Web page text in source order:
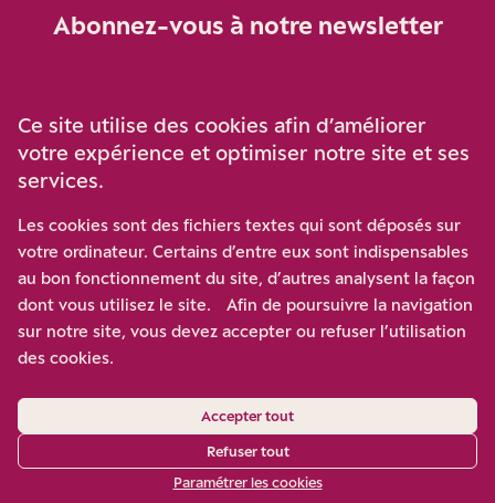
Abonnez-vous à notre newsletter
Participez à notre effort pour conforter la démocratie en
luttant contre l’ascension aux extrêmes, et la
disqualification de l’adversaire, en promouvant la
confrontation des idées et des opinions.
Nous soutenir
Ce site utilise des cookies afin d’améliorer
votre expérience et optimiser notre site et ses
services.
Les cookies sont des fichiers textes qui sont déposés sur
votre ordinateur. Certains d’entre eux sont indispensables
au bon fonctionnement du site, d’autres analysent la façon
dont vous utilisez le site. Afin de poursuivre la navigation
sur notre site, vous devez accepter ou refuser l’utilisation
des cookies.
Accepter tout
Refuser tout
Paramétrer les cookies